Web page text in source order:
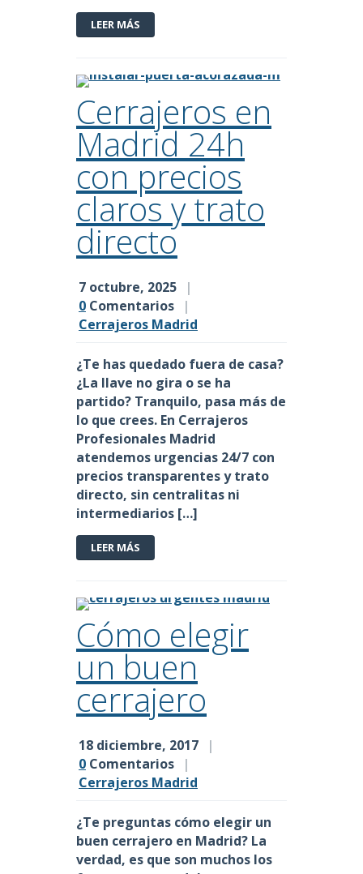
LEER MÁS
Cerrajeros en
Madrid 24h
con precios
claros y trato
directo
7 octubre, 2025
|
0 Comentarios
|
Cerrajeros Madrid
¿Te has quedado fuera de casa?
¿La llave no gira o se ha
partido? Tranquilo, pasa más de
lo que crees. En Cerrajeros
Profesionales Madrid
atendemos urgencias 24/7 con
precios transparentesytrato
directo, sin centralitas ni
intermediarios […]
LEER MÁS
Cómo elegir
un buen
cerrajero
18 diciembre, 2017
|
0 Comentarios
|
Cerrajeros Madrid
¿Te preguntas cómo elegir un
buen cerrajero en Madrid? La
verdad, es que son muchos los